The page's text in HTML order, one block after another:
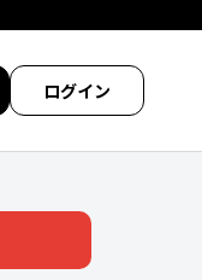
ログイン